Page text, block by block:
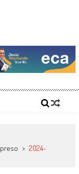
periodísticos y editoriales en
y educación.
> 2024-